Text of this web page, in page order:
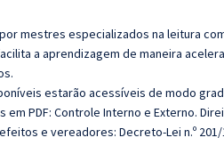
mestres especializados na leitura
a aprendizagem de maneira
estarão acessíveis de modo
em PDF: Controle Interno e Externo.
e vereadores: Decreto-Lei n.º 201/